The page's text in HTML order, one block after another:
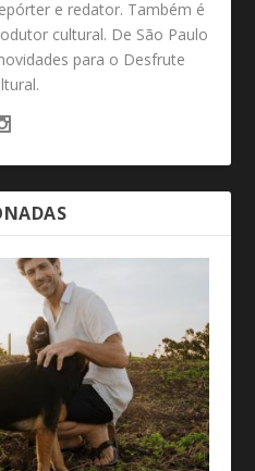
e redator. Também é
cultural. De São Paulo
para o Desfrute